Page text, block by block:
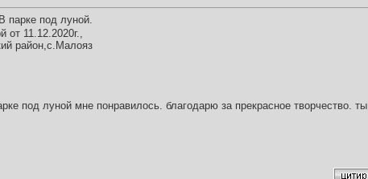
парке под луной.
от 11.12.2020г.,
район,с.Малояз
под луной мне понравилось. благодарю за прекрасное творчество. ты